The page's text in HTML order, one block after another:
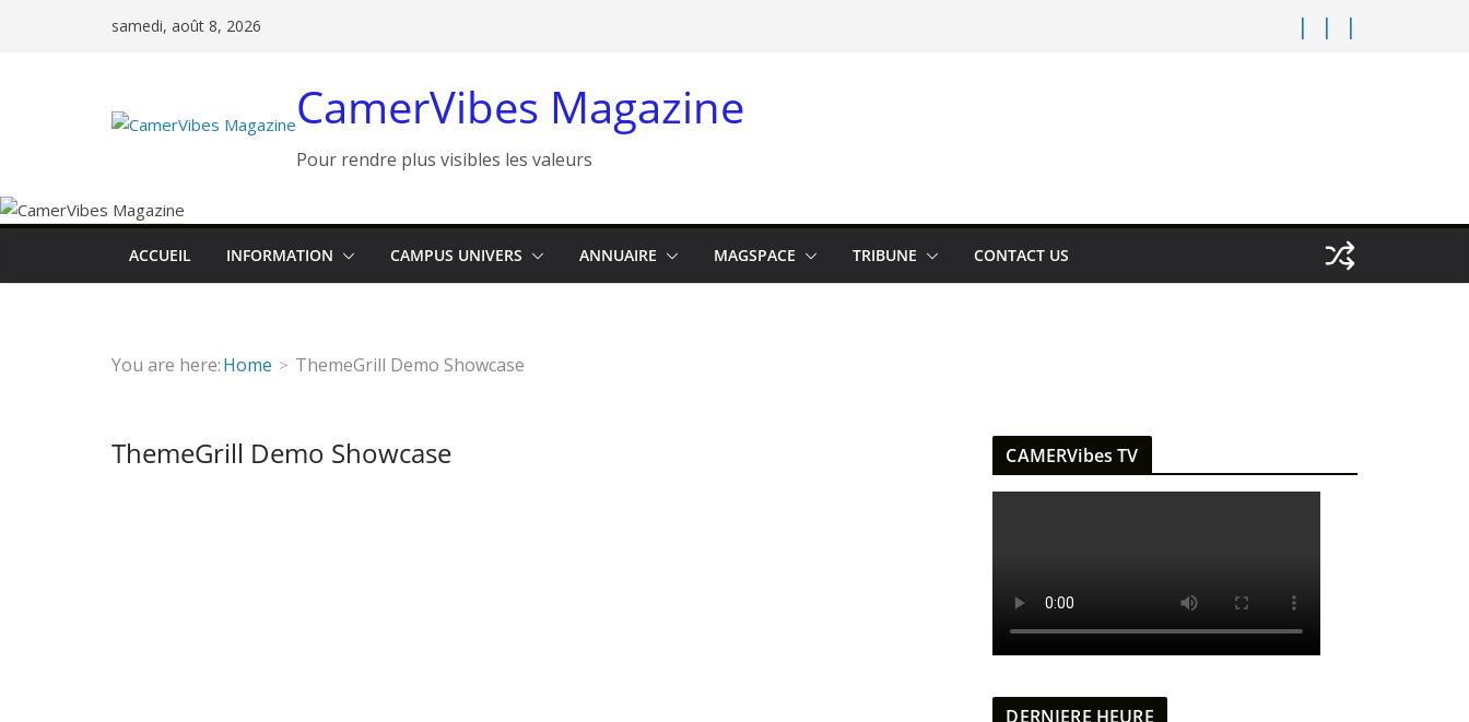
samedi, août 8, 2026
CamerVibes Magazine
Pour rendre plus visibles les valeurs
ACCUEIL INFORMATION CAMPUS UNIVERS ANNUAIRE MAGSPACE TRIBUNE CONTACT US
You are here:Home ThemeGrill Demo Showcase
ThemeGrill Demo Showcase CAMERVibes TV
DERNIERE HEURE